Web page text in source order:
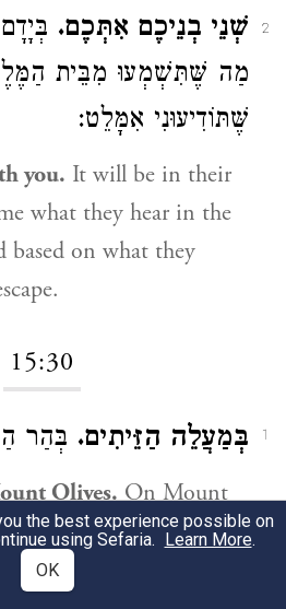
2 שְׁנֵי בְנֵיכֶם אִתְּכֶם.
מַה שֶּׁתִּשְׁמְעוּ מִבֵּית
שֶּׁתּוֹדִיעוּנִי אִמָּלֵט:
you. It will be in their
what they hear in the
based on what they
15:30
1 בְּמַעֲלֵה הַזֵּיתִים. בְּהַר
Olives.On Mount
מְכֹרָךְ, כְּדֶרֶךְ
the best experience possible on
using Sefaria. Learn More.
OK